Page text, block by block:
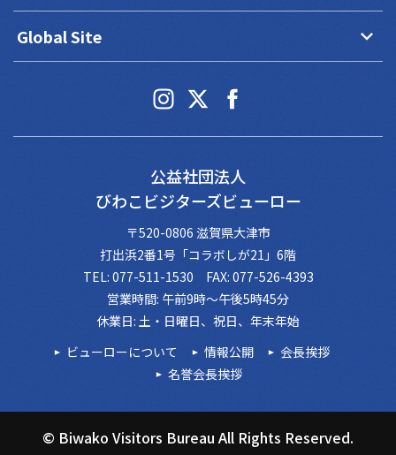
Global Site keyboard_arrow_down
公益社団法人
びわこビジターズビューロー
〒520-0806 滋賀県大津市
打出浜2番1号「コラボしが21」6階
TEL: 077-511-1530 FAX: 077-526-4393
営業時間: 午前9時～午後5時45分
休業日: 土・日曜日、祝日、年末年始
ビューローについて
情報公開
会長挨拶
名誉会長挨拶
© Biwako Visitors Bureau All Rights Reserved.